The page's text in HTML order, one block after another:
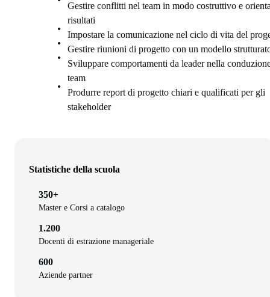
Gestire conflitti nel team in modo costruttivo e
risultati
Impostare la comunicazione nel ciclo di vita del
Gestire riunioni di progetto con un modello
Sviluppare comportamenti da leader nella
team
Produrre report di progetto chiari e qualificati per gli
stakeholder
Statistiche della scuola
350+
Master e Corsi a catalogo
1.200
Docenti di estrazione manageriale
600
Aziende partner